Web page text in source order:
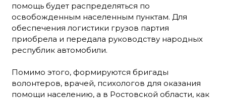
помощь будет распределяться по
освобожденным населенным пунктам. Для
обеспечения логистики грузов партия
приобрела и передала руководству народных
республик автомобили.
Помимо этого, формируются бригады
волонтеров, врачей, психологов для оказания
помощи населению, а в Ростовской области, как